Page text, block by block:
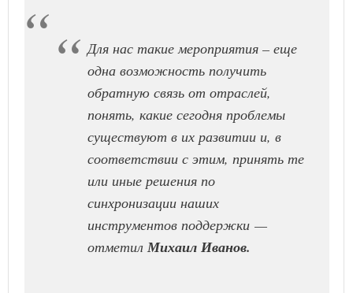
Для нас такие мероприятия – еще
одна возможность получить
обратную связь от отраслей,
понять, какие сегодня проблемы
существуют в их развитии и, в
соответствии с этим, принять те
или иные решения по
синхронизации наших
инструментов поддержки —
отметил Михаил Иванов.